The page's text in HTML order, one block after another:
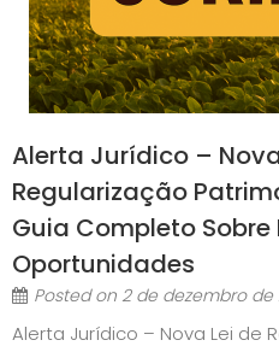
Alerta Jurídico –
Regularização
Guia Completo Sobre
Oportunidades
Posted on 2 de dezembro de
Alerta Jurídico – Nova Lei de